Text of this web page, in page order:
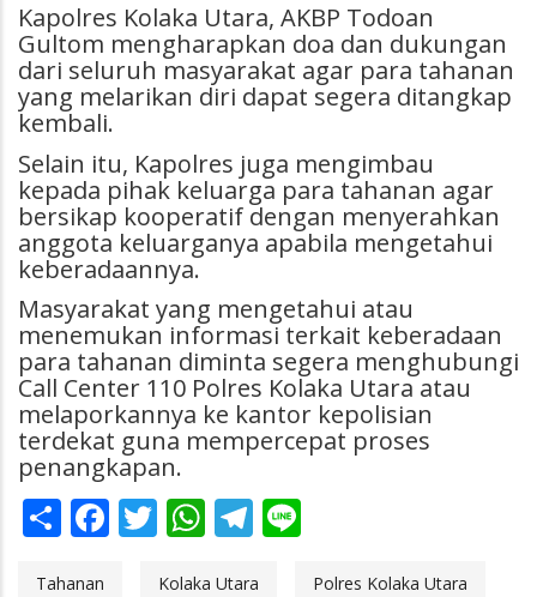
Kapolres Kolaka Utara, AKBP Todoan
Gultom mengharapkan doa dan dukungan
dari seluruh masyarakat agar para tahanan
yang melarikan diri dapat segera ditangkap
kembali.
Selain itu, Kapolres juga mengimbau
kepada pihak keluarga para tahanan agar
bersikap kooperatif dengan menyerahkan
anggota keluarganya apabila mengetahui
keberadaannya.
Masyarakat yang mengetahui atau
menemukan informasi terkait keberadaan
para tahanan diminta segera menghubungi
Call Center 110 Polres Kolaka Utara atau
melaporkannya ke kantor kepolisian
terdekat guna mempercepat proses
penangkapan.
ShareFacebook
Twitter
WhatsApp
Telegram
Tahanan Kolaka Utara
Polres Kolaka Utara